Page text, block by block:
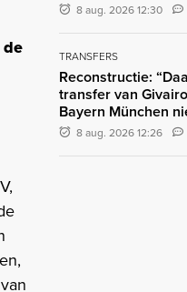
8 aug. 2026 12:30
TRANSFERS
Reconstructie:
transfer van
Bayern München
8 aug. 2026 12:26